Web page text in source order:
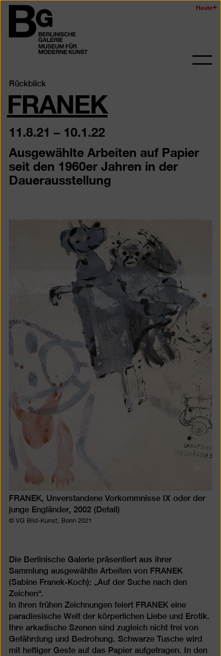
Zum
Seiteninhalt
springen
Berlinischen
Galerie
Heute
Rückblick
FRANEK
11.8.21 –10.1.22
Ausgewählte Arbeiten auf Papier
seit den 1960er Jahren in der
Dauerausstellung
FRANEK, Unverstandene Vorkommnisse IX oder der
junge Engländer, 2002 (Detail)
© VG Bild-Kunst, Bonn 2021
Die Berlinische Galerie präsentiert aus ihrer
Sammlung ausgewählte Arbeiten von FRANEK
(Sabine Franek-Koch): „Auf der Suche nach den
Zeichen“.
In ihren frühen Zeichnungen feiert FRANEK eine
paradiesische Welt der körperlichen Liebe und Erotik.
Ihre arkadische Szenen sind zugleich nicht frei von
Gefährdung und Bedrohung. Schwarze Tusche wird
mit heftiger Geste auf das Papier aufgetragen. In den